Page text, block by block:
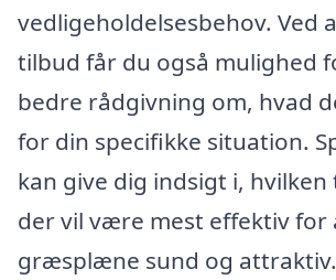
vedligeholdelsesbehov. Ved
tilbud får du også mulighed
bedre rådgivning om, hvad
for din specifikke situation.
kan give dig indsigt i, hvilken
der vil være mest effektiv for
græsplæne sund og attraktiv.